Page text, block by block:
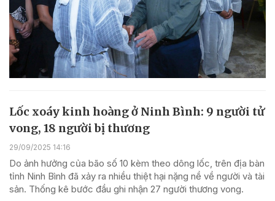
Lốc xoáy kinh hoàng ở Ninh Bình: 9 người tử
vong, 18 người bị thương
29/09/2025 14:16
Do ảnh hưởng của bão số 10 kèm theo dông lốc, trên địa bàn
tỉnh Ninh Bình đã xảy ra nhiều thiệt hại nặng nề về người và tài
sản. Thống kê bước đầu ghi nhận 27 người thương vong.